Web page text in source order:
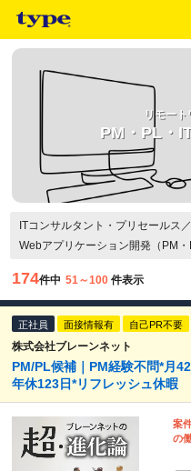
リモー
PM・PL・
ITコンサルタント・プリセールス
Webアプリケーション開発（PM
174件中 51～100 件表示
正社員 面接情報有 自己PR不要
株式会社ブレーンネット
PM/PL候補｜PM経験不問*月
年休123日*リフレッシュ休暇
案
の